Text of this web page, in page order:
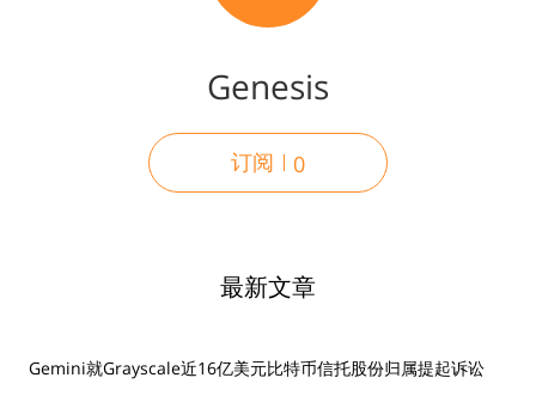
Genesis
订阅 0
最新文章
Gemini就Grayscale近16亿美元比特币信托股份归属提起诉讼